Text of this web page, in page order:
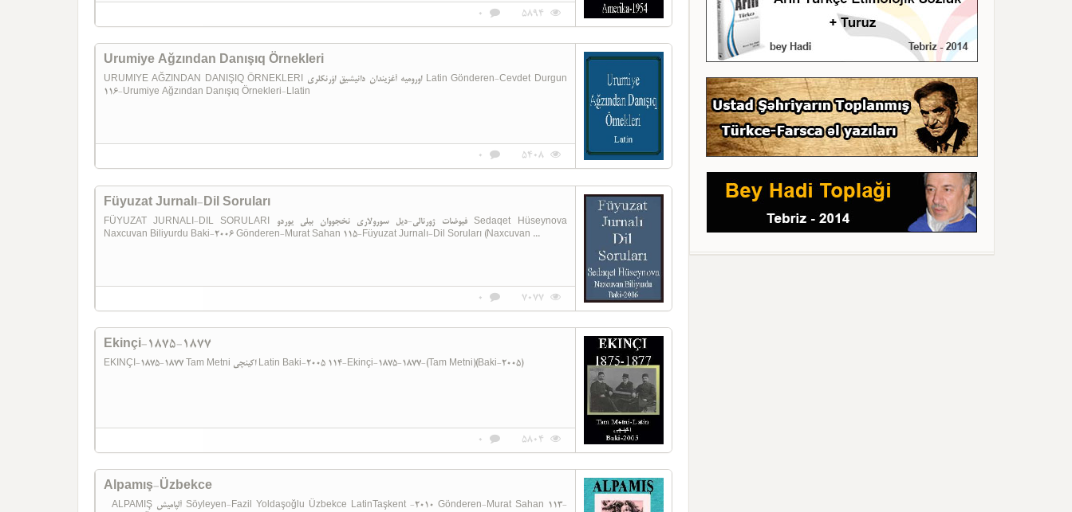
5894
0
Urumiye Ağzından Danışıq Örnekleri
URUMIYE AĞZINDAN DANIŞIQ ÖRNEKLERI اورومیه آغزیندان دانیشیق اؤرنکلری Latin Gönderen-Cevdet Durgun
116-Urumiye Ağzından Danışıq Örnekleri-Llatin
5408
0
Füyuzat Jurnalı-Dil Soruları
FÜYUZAT JURNALI-DIL SORULARI فیوضات ژورنا‌لی-دیل سورولاری نخجووان بیلی یوردو Sedaqet Hüseynova
Naxcuvan Biliyurdu Baki-2006 Gönderen-Murat Sahan 115-Füyuzat Jurnalı-Dil Soruları (Naxcuvan ...
7077
0
Ekinçi-1875-1877
EKINÇI-1875-1877 Tam Metni اکینچی Latin Baki-2005 114-Ekinçi-1875-1877-(Tam Metni)(Baki-2005)
5804
0
Alpamış-Üzbekce
ALPAMIŞ آلپامیش Söyleyen-Fazil Yoldaşoğlu Üzbekce LatinTaşkent -2010 Gönderen-Murat Sahan 113-